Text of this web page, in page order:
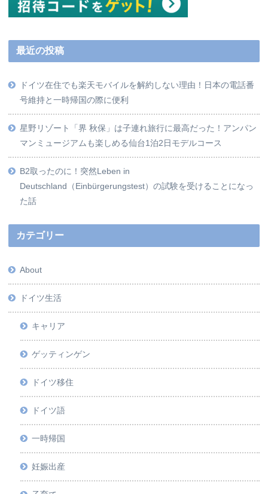
最近の投稿
ドイツ在住でも楽天モバイルを解約しない理由！日本の電話番
号維持と一時帰国の際に便利
星野リゾート「界 秋保」は子連れ旅行に最高だった！アンパン
マンミュージアムも楽しめる仙台1泊2日モデルコース
B2取ったのに！突然Leben in
Deutschland（Einbürgerungstest）の試験を受けることになっ
た話
カテゴリー
About
ドイツ生活
キャリア
ゲッティンゲン
ドイツ移住
ドイツ語
一時帰国
妊娠出産